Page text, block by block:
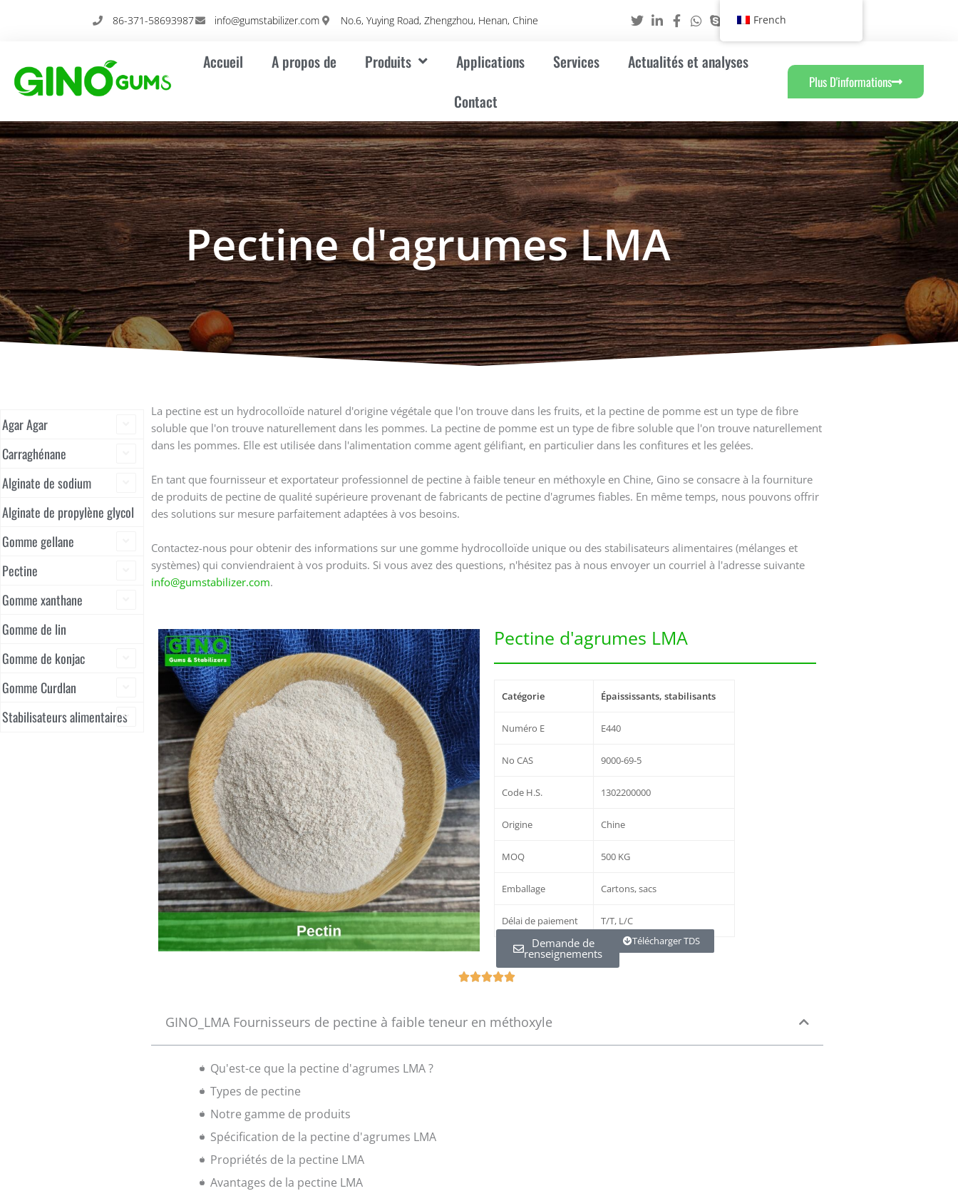
86-371-58693987 info@gumstabilizer.com No.6, Yuying Road, Zhengzhou, Henan, Chine
Accueil A propos de Produits Applications Services
Actualités et analyses
Contact
Plus D'informations
Pectine d'agrumes LMA
Agar Agar
Carraghénane
Alginate de sodium
Alginate de propylène glycol
Gomme gellane
Pectine
Gomme xanthane
Gomme de lin
Gomme de konjac
Gomme Curdlan
Stabilisateurs alimentaires
La pectine est un hydrocolloïde naturel d'origine végétale que l'on trouve dans les fruits, et la pectine de pomme est un type de fibre
soluble que l'on trouve naturellement dans les pommes. La pectine de pomme est un type de fibre soluble que l'on trouve naturellement
dans les pommes. Elle est utilisée dans l'alimentation comme agent gélifiant, en particulier dans les confitures et les gelées.
En tant que fournisseur et exportateur professionnel de pectine à faible teneur en méthoxyle en Chine, Gino se consacre à la fourniture
de produits de pectine de qualité supérieure provenant de fabricants de pectine d'agrumes fiables. En même temps, nous pouvons offrir
des solutions sur mesure parfaitement adaptées à vos besoins.
Contactez-nous pour obtenir des informations sur une gomme hydrocolloïde unique ou des stabilisateurs alimentaires (mélanges et
systèmes) qui conviendraient à vos produits. Si vous avez des questions, n'hésitez pas à nous envoyer un courriel à l'adresse suivante
info@gumstabilizer.com.
Pectine d'agrumes LMA
Catégorie Épaississants, stabilisants
Numéro E E440
No CAS 9000-69-5
Code H.S. 1302200000
Origine Chine
MOQ 500 KG
Emballage Cartons, sacs
Délai de paiement T/T, L/C
Demande de
renseignements
Télécharger TDS
O
n
a
GINO_LMA Fournisseurs de pectine à faible teneur en méthoxyle
Qu'est-ce que la pectine d'agrumes LMA ?
Types de pectine
Notre gamme de produits
Spécification de la pectine d'agrumes LMA
Propriétés de la pectine LMA
Avantages de la pectine LMA
French